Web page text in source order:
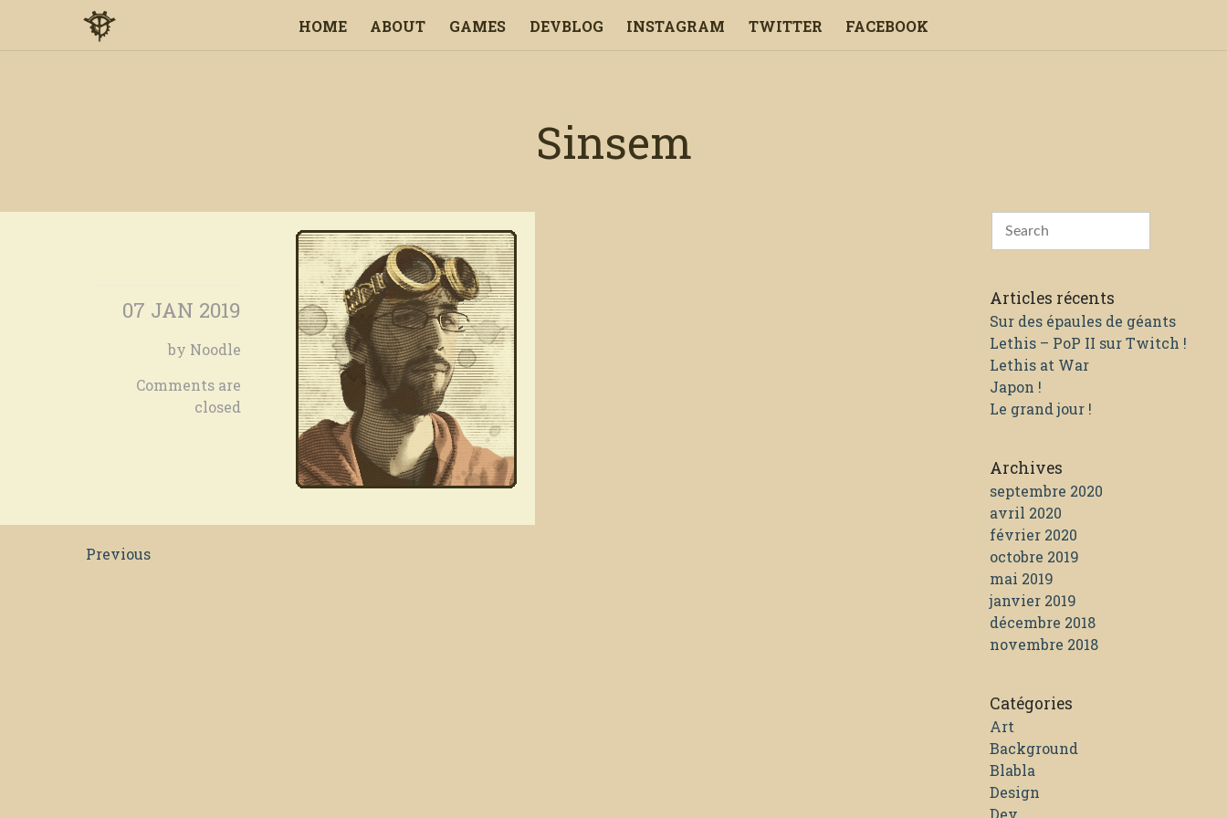
HOME ABOUT GAMES DEVBLOG
ENGLISH
INSTAGRAM TWITTER FACEBOOK
Sinsem
07 JAN 2019
by Noodle
Comments are
closed
Previous
Articles récents
Sur des épaules de géants
Lethis – PoP II sur Twitch !
Lethis at War
Japon !
Le grand jour !
Archives
septembre 2020
avril 2020
février 2020
octobre 2019
mai 2019
janvier 2019
décembre 2018
novembre 2018
Catégories
Art
Background
Blabla
Design
Dev